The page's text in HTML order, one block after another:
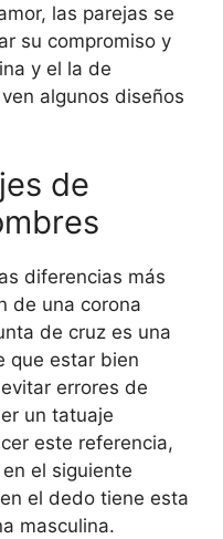
las parejas se
su compromiso y
y el la de
algunos diseños
de
diferencias más
de una corona
de cruz es una
que estar bien
errores de
un tatuaje
este referencia,
el siguiente
el dedo tiene esta
masculina.